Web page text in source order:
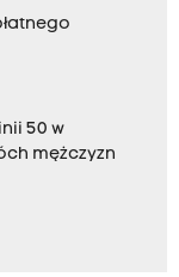
50 w
mężczyzn